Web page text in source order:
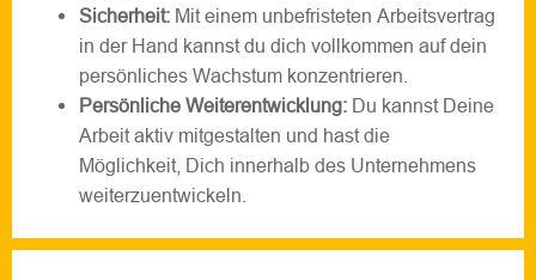
Sicherheit: Mit einem unbefristeten Arbeitsvertrag
in der Hand kannst du dich vollkommen auf dein
persönliches Wachstum konzentrieren.
Persönliche Weiterentwicklung: Du kannst Deine
Arbeit aktiv mitgestalten und hast die
Möglichkeit, Dich innerhalb des Unternehmens
weiterzuentwickeln.